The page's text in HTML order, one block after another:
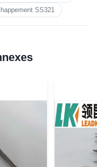
SS321